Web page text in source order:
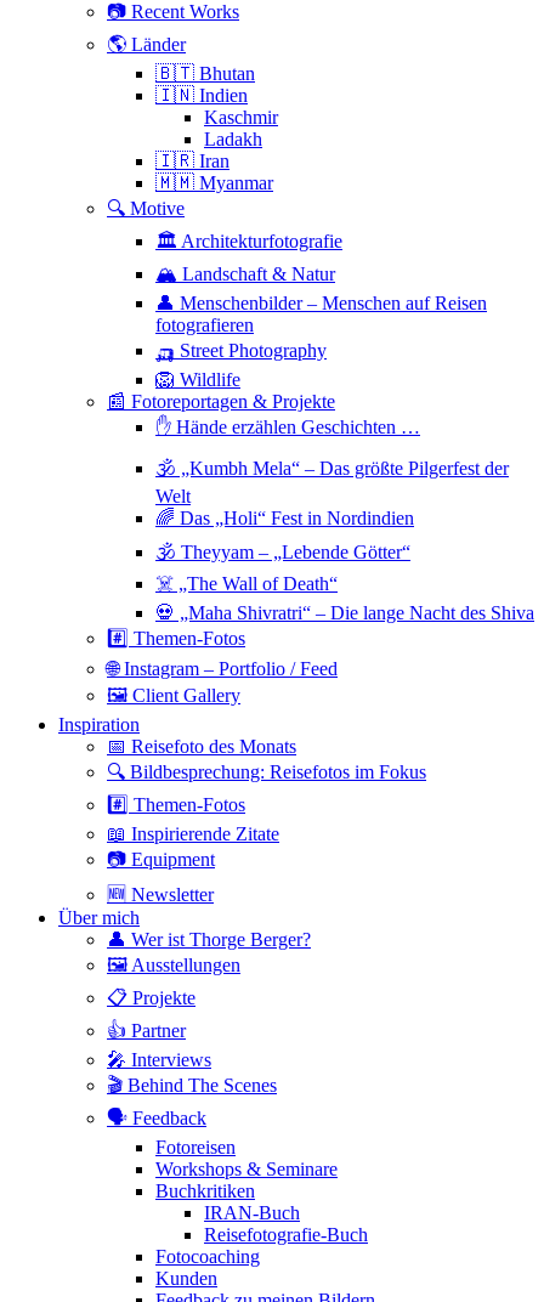
📷 Recent Works
🌎 Länder
🇧🇹 Bhutan
🇮🇳 Indien
Kaschmir
Ladakh
🇮🇷 Iran
🇲🇲 Myanmar
🔍 Motive
🏛 Architekturfotografie
🏔 Landschaft & Natur
👤 Menschenbilder – Menschen auf Reisen
fotografieren
🛺 Street Photography
🦁 Wildlife
📰 Fotoreportagen & Projekte
✋ Hände erzählen Geschichten …
🕉 „Kumbh Mela“ – Das größte Pilgerfest der
Welt
🌈 Das „Holi“ Fest in Nordindien
🕉 Theyyam – „Lebende Götter“
☠️ „The Wall of Death“
💀 „Maha Shivratri“ – Die lange Nacht des Shiva
#️⃣ Themen-Fotos
🌐 Instagram – Portfolio / Feed
🖼 Client Gallery
Inspiration
📅 Reisefoto des Monats
🔍 Bildbesprechung: Reisefotos im Fokus
#️⃣ Themen-Fotos
📖 Inspirierende Zitate
📷 Equipment
🆕 Newsletter
Über mich
👤 Wer ist Thorge Berger?
🖼 Ausstellungen
📋 Projekte
👍 Partner
🎤 Interviews
🎬 Behind The Scenes
🗣 Feedback
Fotoreisen
Workshops & Seminare
Buchkritiken
IRAN-Buch
Reisefotografie-Buch
Fotocoaching
Kunden